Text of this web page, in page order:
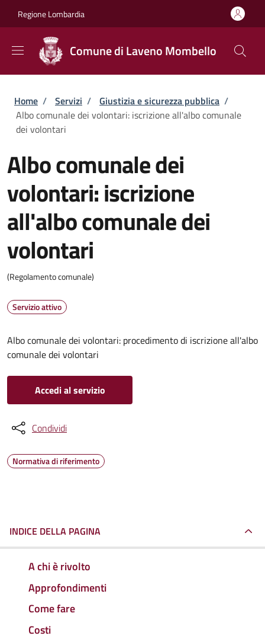
Regione Lombardia
Comune di Laveno Mombello
Briciole di pane
Home / Servizi / Giustizia e sicurezza pubblica /
Albo comunale dei volontari: iscrizione all'albo comunale
dei volontari
Albo comunale dei
volontari: iscrizione
all'albo comunale dei
volontari
(Regolamento comunale)
Servizio attivo
Albo comunale dei volontari: procedimento di iscrizione all'albo
comunale dei volontari
Accedi al servizio
Condividi
Normativa di riferimento
INDICE DELLA PAGINA
A chi è rivolto
Approfondimenti
Come fare
Costi